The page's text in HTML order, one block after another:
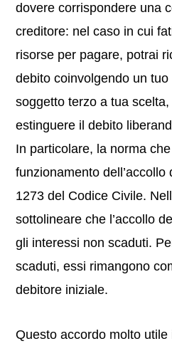
dovere corrispondere una
creditore: nel caso in cui
risorse per pagare, potrai
debito coinvolgendo un
soggetto terzo a tua
estinguere il debito
In particolare, la norma
funzionamento dell’accollo
1273 del Codice Civile.
sottolineare che l’accollo
gli interessi non scaduti.
scaduti, essi rimangono
debitore iniziale.
Questo accordo molto